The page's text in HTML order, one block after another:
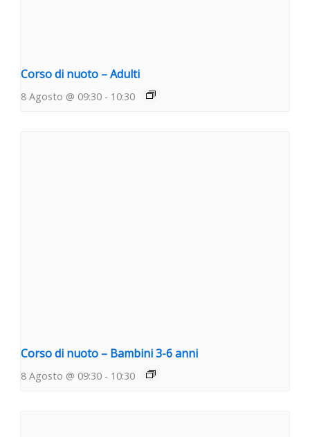
Corso di nuoto – Adulti
8 Agosto @ 09:30 - 10:30
Corso di nuoto – Bambini 3-6 anni
8 Agosto @ 09:30 - 10:30